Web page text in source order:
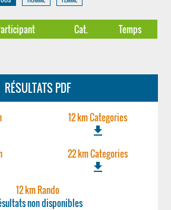
Cat. Temps
RÉSULTATS PDF
12 km Categories
file_download
22 km Categories
file_download
12 km Rando
non disponibles